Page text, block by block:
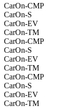
CarOn-CMP
CarOn-S
CarOn-EV
CarOn-TM
CarOn-CMP
CarOn-S
CarOn-EV
CarOn-TM
CarOn-CMP
CarOn-S
CarOn-EV
CarOn-TM